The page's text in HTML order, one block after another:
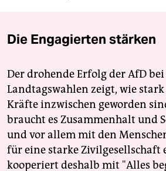
Die Engagierten stärken
Der drohende Erfolg der AfD
Landtagswahlen zeigt, wie
Kräfte inzwischen geworden
braucht es Zusammenhalt und
und vor allem mit den
für eine starke Zivilgesellschaft
kooperiert deshalb mit "Alles